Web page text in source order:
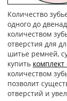
Количество
одного до
количеством
отверстия для
шитье ремней,
купить
количеством
позволит
отверстий и